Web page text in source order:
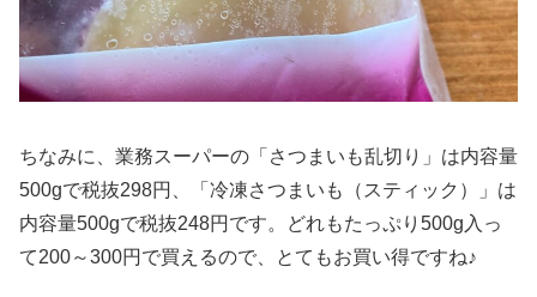
ちなみに、業務スーパーの「さつまいも乱切り」は内容量
500gで税抜298円、「冷凍さつまいも（スティック）」は
内容量500gで税抜248円です。どれもたっぷり500g入っ
て200～300円で買えるので、とてもお買い得ですね♪